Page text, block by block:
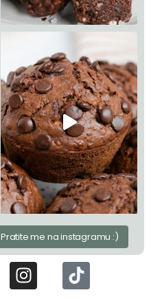
Pratite me na instagramu :)